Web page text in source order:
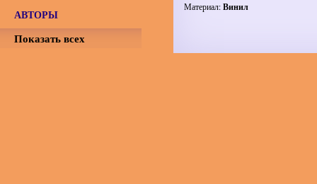
Материал:Винил
АВТОРЫ
Показать всех